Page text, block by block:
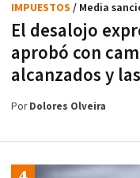
El desalojo
aprobó con
alcanzados y
IMPUESTOS / Media
PorDolores Olveira